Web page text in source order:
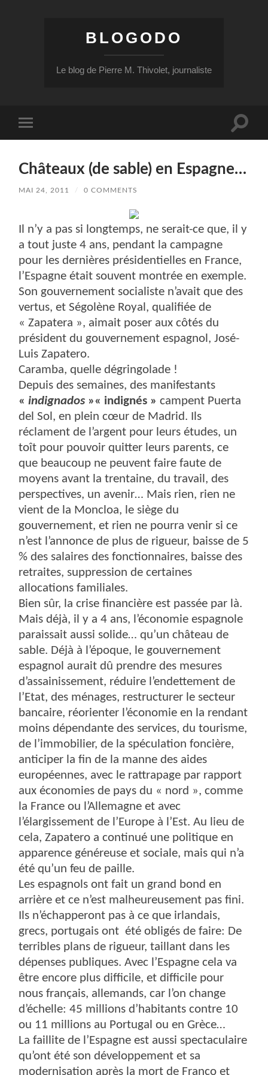
BLOGODO
Le blog de Pierre M. Thivolet, journaliste
mobile
Toggle
Châteaux (de sable) en Espagne…
MAI 24, 2011 / 0 COMMENTS
Il n’y a pas si longtemps, ne serait-ce que, il y
a tout juste 4 ans, pendant la campagne
pour les dernières présidentielles en France,
l’Espagne était souvent montrée en exemple.
Son gouvernement socialiste n’avait que des
vertus, et Ségolène Royal, qualifiée de
« Zapatera », aimait poser aux côtés du
président du gouvernement espagnol, José-
Luis Zapatero.
Caramba, quelle dégringolade !
Depuis des semaines, des manifestants
«indignados »« indignés » campent Puerta
del Sol, en plein cœur de Madrid. Ils
réclament de l’argent pour leurs études, un
toît pour pouvoir quitter leurs parents, ce
que beaucoup ne peuvent faire faute de
moyens avant la trentaine, du travail, des
perspectives, un avenir… Mais rien, rien ne
vient de la Moncloa, le siège du
gouvernement, et rien ne pourra venir si ce
n’est l’annonce de plus de rigueur, baisse de 5
% des salaires des fonctionnaires, baisse des
retraites, suppression de certaines
allocations familiales.
Bien sûr, la crise financière est passée par là.
Mais déjà, il y a 4 ans, l’économie espagnole
paraissait aussi solide… qu’un château de
sable. Déjà à l’époque, le gouvernement
espagnol aurait dû prendre des mesures
d’assainissement, réduire l’endettement de
l’Etat, des ménages, restructurer le secteur
bancaire, réorienter l’économie en la rendant
moins dépendante des services, du tourisme,
de l’immobilier, de la spéculation foncière,
anticiper la fin de la manne des aides
européennes, avec le rattrapage par rapport
aux économies de pays du « nord », comme
la France ou l’Allemagne et avec
l’élargissement de l’Europe à l’Est. Au lieu de
cela, Zapatero a continué une politique en
apparence généreuse et sociale, mais qui n’a
été qu’un feu de paille.
Les espagnols ont fait un grand bond en
arrière et ce n’est malheureusement pas fini.
Ils n’échapperont pas à ce que irlandais,
grecs, portugais ont été obligés de faire: De
terribles plans de rigueur, taillant dans les
dépenses publiques. Avec l’Espagne cela va
être encore plus difficile, et difficile pour
nous français, allemands, car l’on change
d’échelle: 45 millions d’habitants contre 10
ou 11 millions au Portugal ou en Grèce…
La faillite de l’Espagne est aussi spectaculaire
qu’ont été son développement et sa
modernisation après la mort de Franco et